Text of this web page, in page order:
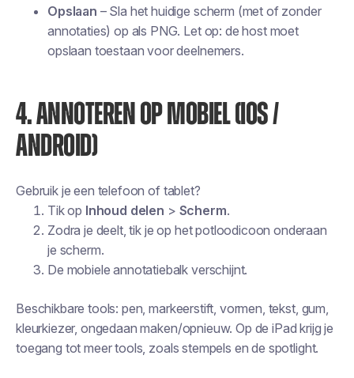
Opslaan – Sla het huidige scherm (met of zonder
annotaties) op als PNG. Let op: de host moet
opslaan toestaan voor deelnemers.
4. ANNOTEREN OP MOBIEL (IOS /
ANDROID)
Gebruik je een telefoon of tablet?
Tik op Inhoud delen > Scherm.
Zodra je deelt, tik je op het potloodicoon onderaan
je scherm.
De mobiele annotatiebalk verschijnt.
Beschikbare tools: pen, markeerstift, vormen, tekst, gum,
kleurkiezer, ongedaan maken/opnieuw. Op de iPad krijg je
toegang tot meer tools, zoals stempels en de spotlight.